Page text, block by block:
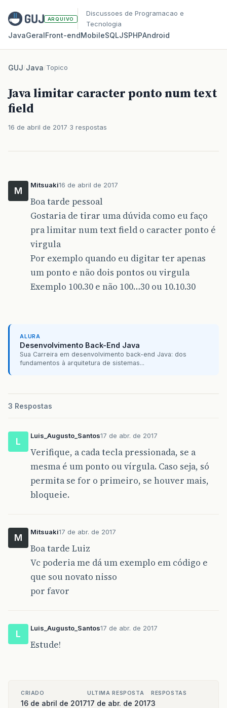
ARQUIVO
Discussoes de Programacao e
Tecnologia
JavaGeralFront‑endMobileSQLJSPHPAndroid
GUJ/Java/Topico
Java limitar caracter ponto num text
field
16 de abril de 2017 3 respostas
M
Mitsuaki16 de abril de 2017
Boa tarde pessoal
Gostaria de tirar uma dúvida como eu faço
pra limitar num text field o caracter ponto é
virgula
Por exemplo quando eu digitar ter apenas
um ponto e não dois pontos ou virgula
Exemplo 100.30 e não 100…30 ou 10.10.30
ALURA
Desenvolvimento Back-End Java
Sua Carreira em desenvolvimento back-end Java: dos
fundamentos à arquitetura de sistemas...
3 Respostas
L
Luis_Augusto_Santos17 de abr. de 2017
Verifique, a cada tecla pressionada, se a
mesma é um ponto ou vírgula. Caso seja, só
permita se for o primeiro, se houver mais,
bloqueie.
M
Mitsuaki17 de abr. de 2017
Boa tarde Luiz
Vc poderia me dá um exemplo em código e
que sou novato nisso
por favor
L
Luis_Augusto_Santos17 de abr. de 2017
Estude!
CRIADO
16 de abril de 2017
ULTIMA RESPOSTA
17 de abr. de 2017
RESPOSTAS
3